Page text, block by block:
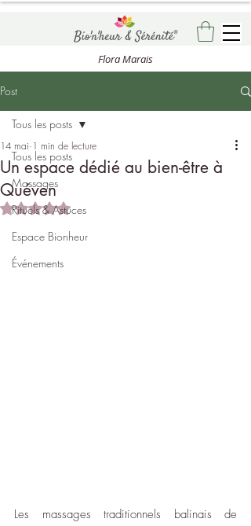
Flora Marais
Post
Tous les posts
Massages
Rituels & Astuces
Espace Bionheur
Événements
Tous les posts
Un espace dédié au bien-être à
Quéven
14 mai 1 min de lecture
Noté NaN étoiles sur 5.
Les massages traditionnels balinais de